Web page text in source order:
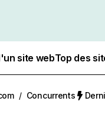
site webTop des
/ Concurrents